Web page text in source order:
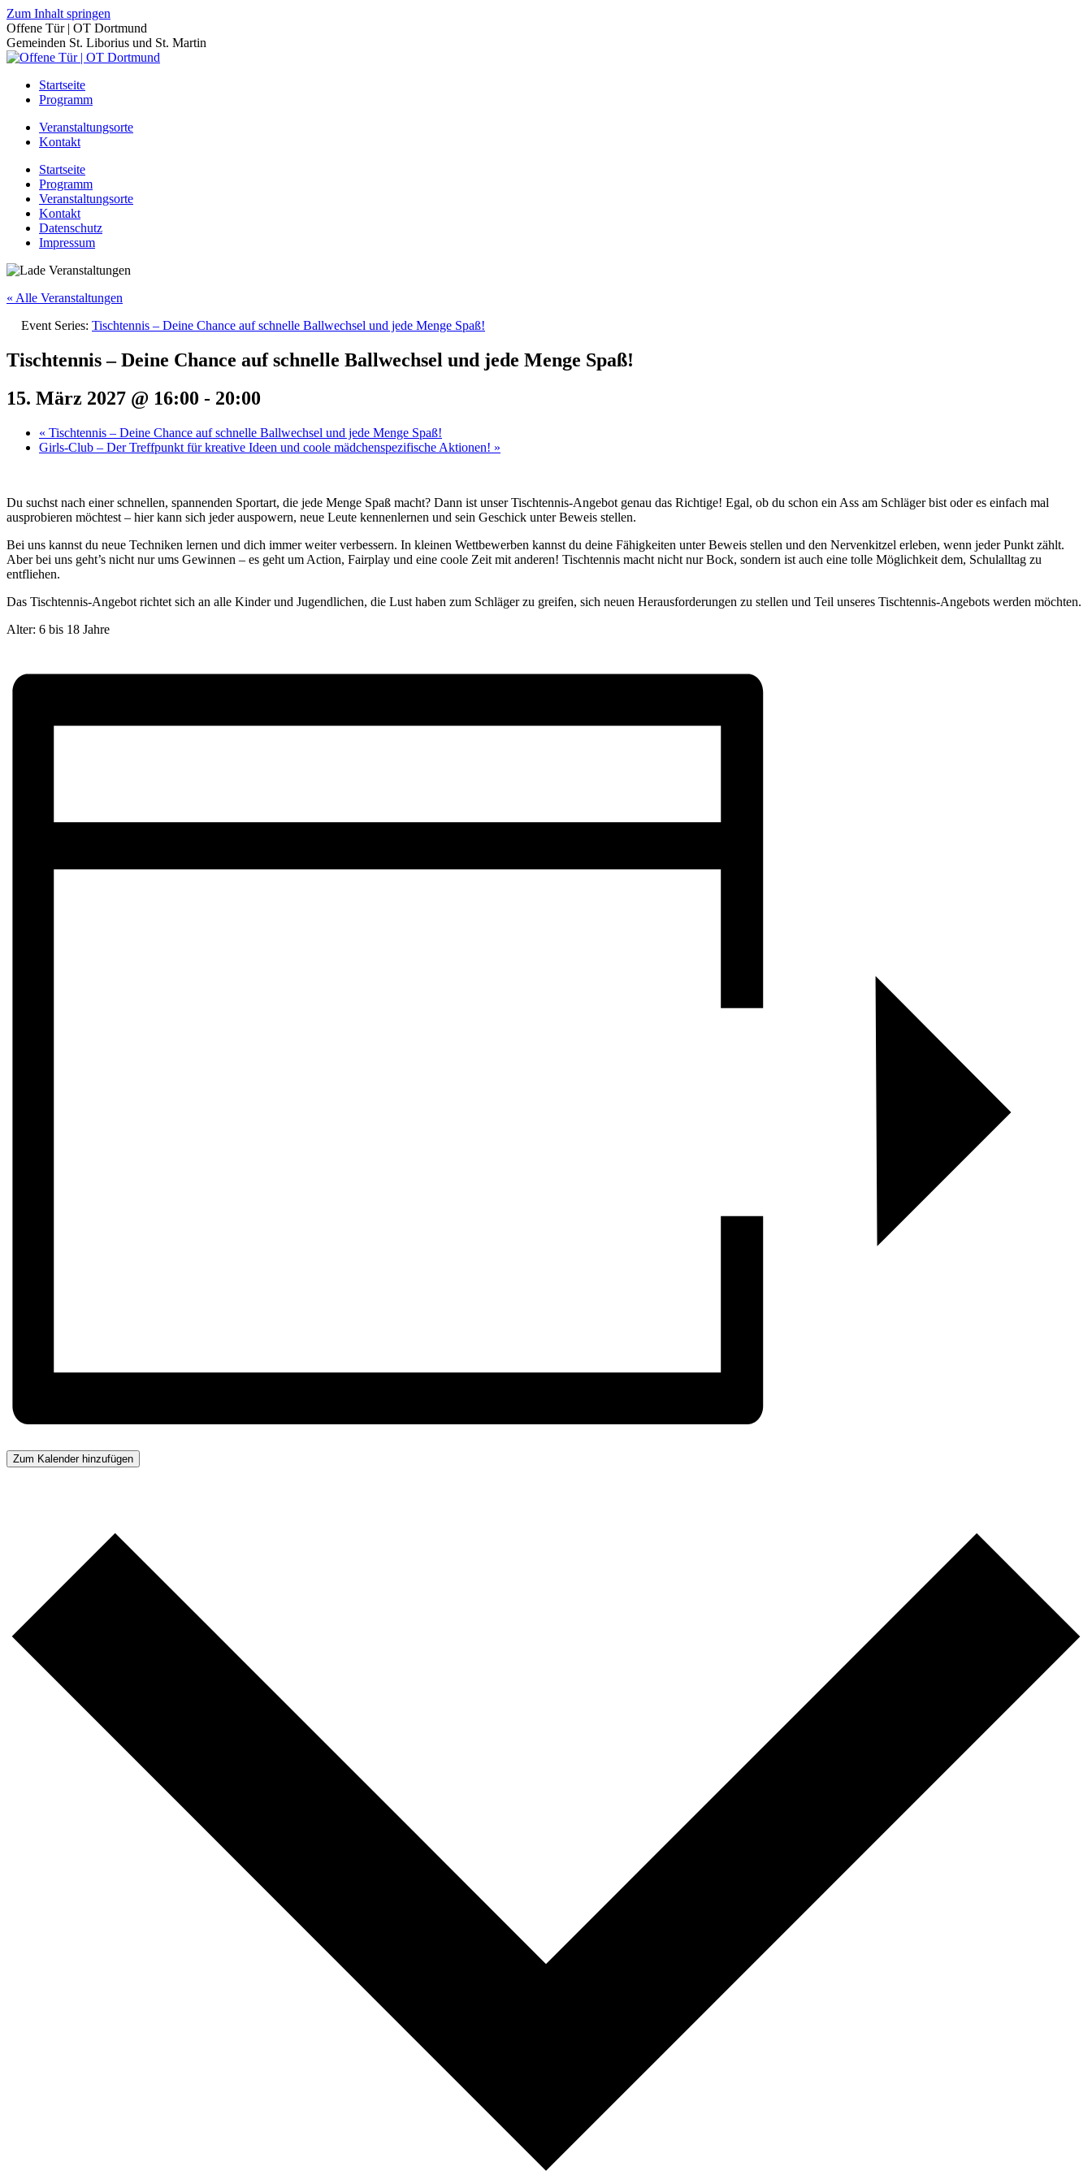
Zum Inhalt springen
Offene Tür | OT Dortmund
Gemeinden St. Liborius und St. Martin
Startseite
Programm
Veranstaltungsorte
Kontakt
Startseite
Programm
Veranstaltungsorte
Kontakt
Datenschutz
Impressum
« Alle Veranstaltungen
Event Series: Tischtennis – Deine Chance auf schnelle Ballwechsel und jede Menge Spaß!
Tischtennis – Deine Chance auf schnelle Ballwechsel und jede Menge Spaß!
15. März 2027 @ 16:00 - 20:00
« Tischtennis – Deine Chance auf schnelle Ballwechsel und jede Menge Spaß!
Girls-Club – Der Treffpunkt für kreative Ideen und coole mädchenspezifische Aktionen! »
Du suchst nach einer schnellen, spannenden Sportart, die jede Menge Spaß macht? Dann ist unser Tischtennis-Angebot genau das Richtige! Egal, ob du schon ein Ass am Schläger bist oder es einfach mal
ausprobieren möchtest – hier kann sich jeder auspowern, neue Leute kennenlernen und sein Geschick unter Beweis stellen.
Bei uns kannst du neue Techniken lernen und dich immer weiter verbessern. In kleinen Wettbewerben kannst du deine Fähigkeiten unter Beweis stellen und den Nervenkitzel erleben, wenn jeder Punkt zählt.
Aber bei uns geht’s nicht nur ums Gewinnen – es geht um Action, Fairplay und eine coole Zeit mit anderen! Tischtennis macht nicht nur Bock, sondern ist auch eine tolle Möglichkeit dem, Schulalltag zu
entfliehen.
Das Tischtennis-Angebot richtet sich an alle Kinder und Jugendlichen, die Lust haben zum Schläger zu greifen, sich neuen Herausforderungen zu stellen und Teil unseres Tischtennis-Angebots werden möchten.
Alter: 6 bis 18 Jahre
Zum Kalender hinzufügen